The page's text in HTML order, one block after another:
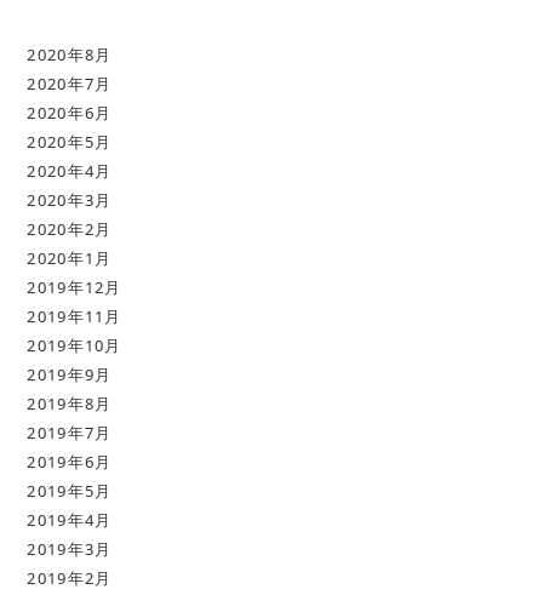
2020年8月
2020年7月
2020年6月
2020年5月
2020年4月
2020年3月
2020年2月
2020年1月
2019年12月
2019年11月
2019年10月
2019年9月
2019年8月
2019年7月
2019年6月
2019年5月
2019年4月
2019年3月
2019年2月